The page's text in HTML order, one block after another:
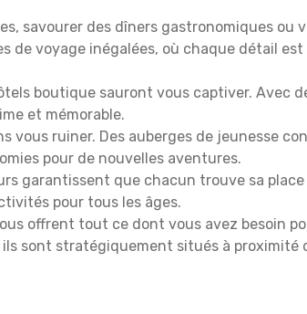
savourer des dîners gastronomiques ou
de voyage inégalées, où chaque détail
boutique sauront vous captiver. Avec
et mémorable.
vous ruiner. Des auberges de jeunesse
pour de nouvelles aventures.
garantissent que chacun trouve sa place
pour tous les âges.
offrent tout ce dont vous avez besoin
sont stratégiquement situés à proximité